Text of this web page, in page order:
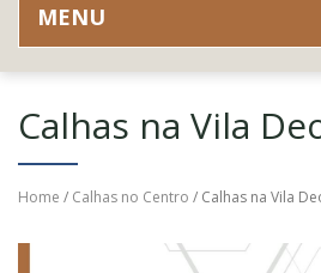
MENU
Calhas na Vila
Home / Calhas no Centro / Calhas na Vila